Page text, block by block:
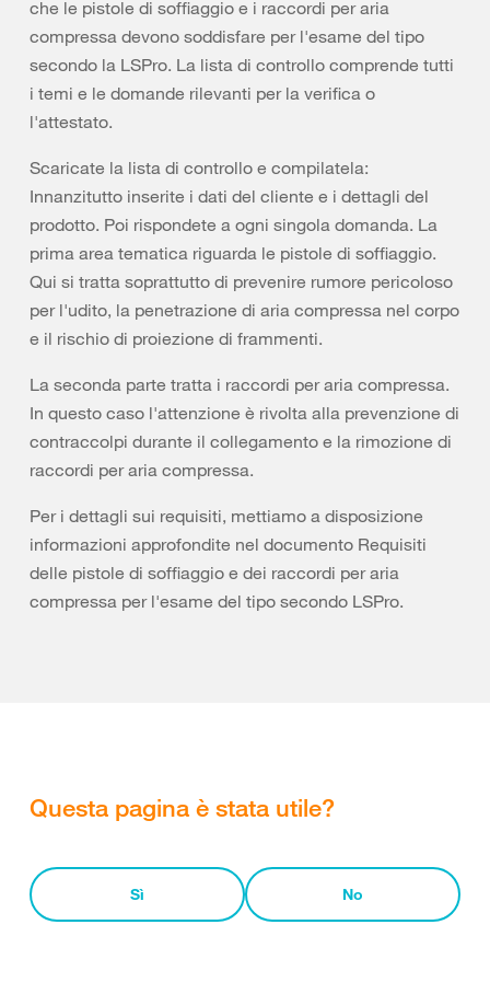
che le pistole di soffiaggio e i raccordi per aria
compressa devono soddisfare per l'esame del tipo
secondo la LSPro. La lista di controllo comprende tutti
i temi e le domande rilevanti per la verifica o
l'attestato.
Scaricate la lista di controllo e compilatela:
Innanzitutto inserite i dati del cliente e i dettagli del
prodotto. Poi rispondete a ogni singola domanda. La
prima area tematica riguarda le pistole di soffiaggio.
Qui si tratta soprattutto di prevenire rumore pericoloso
per l'udito, la penetrazione di aria compressa nel corpo
e il rischio di proiezione di frammenti.
La seconda parte tratta i raccordi per aria compressa.
In questo caso l'attenzione è rivolta alla prevenzione di
contraccolpi durante il collegamento e la rimozione di
raccordi per aria compressa.
Per i dettagli sui requisiti, mettiamo a disposizione
informazioni approfondite nel documento Requisiti
delle pistole di soffiaggio e dei raccordi per aria
compressa per l'esame del tipo secondo LSPro.
Questa pagina è stata utile?
Sì No